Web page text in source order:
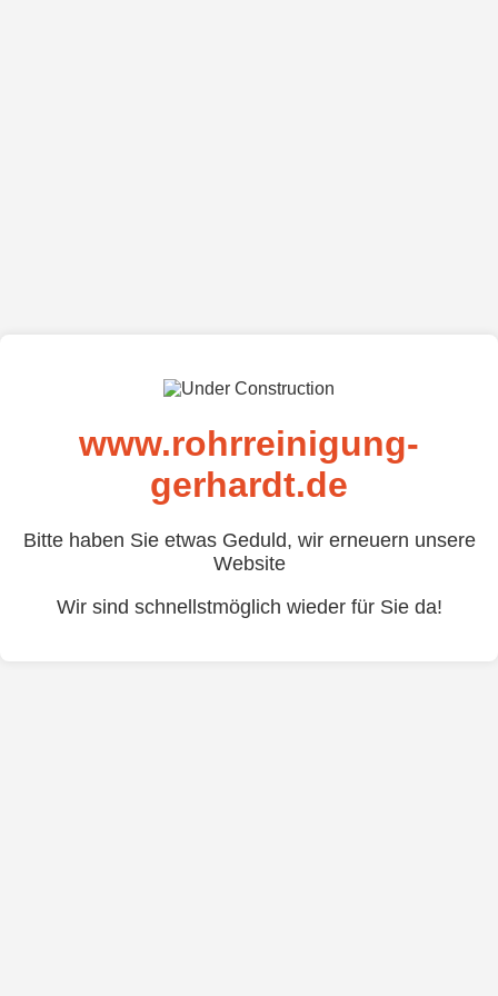
www.rohrreinigung-
gerhardt.de
Bitte haben Sie etwas Geduld, wir erneuern unsere
Website
Wir sind schnellstmöglich wieder für Sie da!